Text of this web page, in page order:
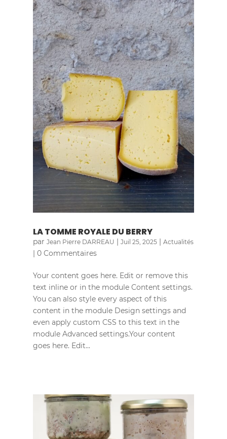
LA TOMME ROYALE DU BERRY
par Jean Pierre DARREAU | Juil 25, 2025| Actualités
| 0 Commentaires
Your content goes here. Edit or remove this
text inline or in the module Content settings.
You can also style every aspect of this
content in the module Design settings and
even apply custom CSS to this text in the
module Advanced settings.Your content
goes here. Edit...